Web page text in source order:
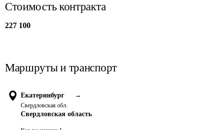
Стоимость контракта
227 100
Маршруты и транспорт
Екатеринбург →
Свердловская обл.
Свердловская область